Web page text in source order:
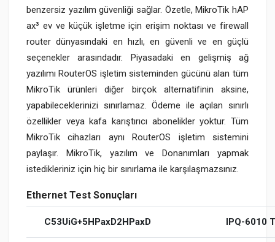
benzersiz yazılım güvenliği sağlar. Özetle, MikroTik hAP
ax³ ev ve küçük işletme için erişim noktası ve firewall
router dünyasındaki en hızlı, en güvenli ve en güçlü
seçenekler arasındadır. Piyasadaki en gelişmiş ağ
yazılımı RouterOS işletim sisteminden gücünü alan tüm
MikroTik ürünleri diğer birçok alternatifinin aksine,
yapabileceklerinizi sınırlamaz. Ödeme ile açılan sınırlı
özellikler veya kafa karıştırıcı abonelikler yoktur. Tüm
MikroTik cihazları aynı RouterOS işletim sistemini
paylaşır. MikroTik, yazılım ve Donanımları yapmak
istedikleriniz için hiç bir sınırlama ile karşılaşmazsınız.
Ethernet Test Sonuçları
C53UiG+5HPaxD2HPaxD IPQ-6010